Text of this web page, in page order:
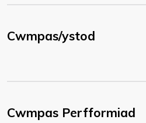
Cwmpas/ystod
Cwmpas Perfformiad